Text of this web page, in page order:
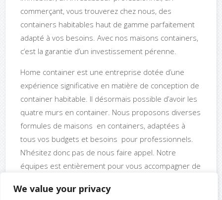
We value your privacy
commerçant, vous trouverez chez nous, des
containers habitables haut de gamme parfaitement
adapté à vos besoins. Avec nos maisons containers,
c’est la garantie d’un investissement pérenne.
Home container est une entreprise dotée d’une
expérience significative en matière de conception de
container habitable. Il désormais possible d’avoir les
quatre murs en container. Nous proposons diverses
formules de maisons en containers, adaptées à
tous vos budgets et besoins pour professionnels.
N’hésitez donc pas de nous faire appel. Notre
équipes est entièrement pour vous accompagner de
maison.